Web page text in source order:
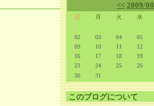
<< 2009/08
日 月 火 水
02
03 04 05
09
10 11 12
16
17 18 19
23
24 25 26
30
31
このブログについて